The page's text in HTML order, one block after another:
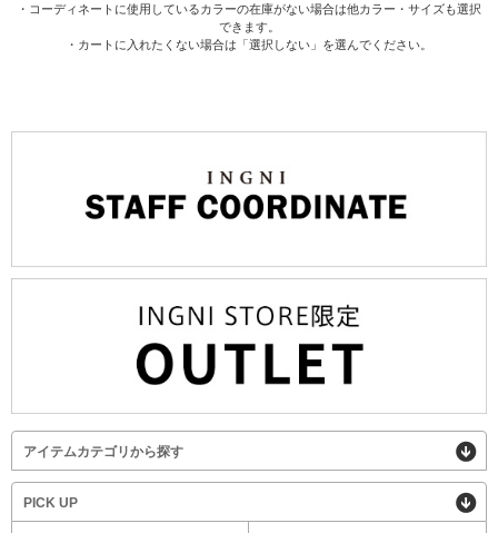
・コーディネートに使用しているカラーの在庫がない場合は他カラー・サイズも選択
できます。
・カートに入れたくない場合は「選択しない」を選んでください。
アイテムカテゴリから探す
PICK UP